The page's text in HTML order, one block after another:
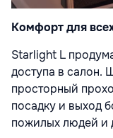
Комфорт для
Starlight L
доступа в салон.
просторный
посадку и выход
пожилых людей и